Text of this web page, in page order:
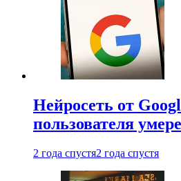
Нейросеть от
пользователя
2 года спустя2 года спустя